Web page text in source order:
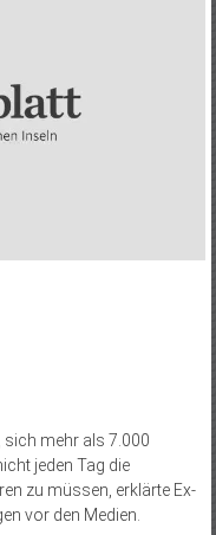
sich mehr als 7.000
jeden Tag die
zu müssen, erklärte Ex-
vor den Medien.